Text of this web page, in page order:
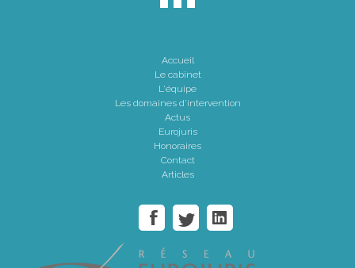
Accueil
Le cabinet
L'équipe
Les domaines d'intervention
Actus
Eurojuris
Honoraires
Contact
Articles